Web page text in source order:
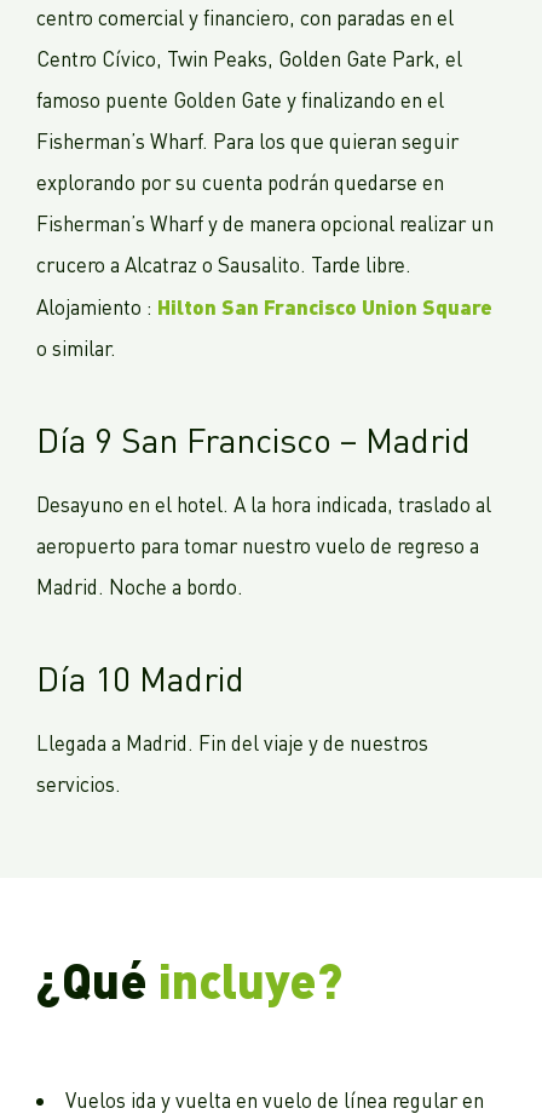
centro comercial y financiero, con paradas en el
Centro Cívico, Twin Peaks, Golden Gate Park, el
famoso puente Golden Gate y finalizando en el
Fisherman’s Wharf. Para los que quieran seguir
explorando por su cuenta podrán quedarse en
Fisherman’s Wharf y de manera opcional realizar un
crucero a Alcatraz o Sausalito. Tarde libre.
Alojamiento : Hilton San Francisco Union Square
o similar.
Día 9 San Francisco – Madrid
Desayuno en el hotel. A la hora indicada, traslado al
aeropuerto para tomar nuestro vuelo de regreso a
Madrid. Noche a bordo.
Día 10 Madrid
Llegada a Madrid. Fin del viaje y de nuestros
servicios.
¿Qué incluye?
Vuelos ida y vuelta en vuelo de línea regular en